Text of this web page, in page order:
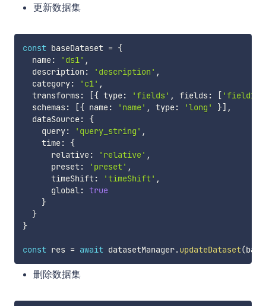
更新数据集
const baseDataset = {
  name
: 'ds1' ,
  description
: 'description' ,
  category
: 'c1' ,
  transforms
: [{ type: 'fields' , fields: [ 'field1'
  schemas
: [{ name: 'name' , type: 'long' }] ,
  dataSource
:
{
    query
: 'query_string' ,
    time
:
{
      relative
: 'relative' ,
      preset
: 'preset' ,
      timeShift
: 'timeShift' ,
      global
: true
}
}
}
const res = await datasetManager.updateDataset(
删除数据集